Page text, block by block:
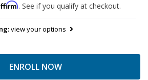
. See if you qualify at checkout.
view your options
ENROLL NOW